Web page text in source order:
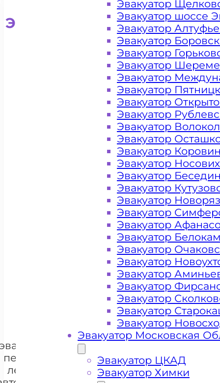
Эвакуатор для легковых
Цена от 4000 рублей
+ 100 РУБЛЕЙ ЗА КИЛОМЕТР
и
перевозки
легковых
Эвакуатор
Эвакуатор шоссе
Эвакуатор
Эвакуатор
Эвакуатор
Эвакуатор
Эвакуатор
Эвакуатор
Эвакуатор
Эвакуатор
Эвакуатор
Эвакуатор
Эвакуатор
Эвакуатор
Эвакуатор
Эвакуатор
Эвакуатор
Эвакуатор
Эвакуатор
Эвакуатор
Эвакуатор
Эвакуатор
Эвакуатор
Эвакуатор
Эвакуатор
Эвакуатор
Эвакуатор
Эвакуатор Московская
Эвакуатор ЦКАД
Эвакуатор Химки